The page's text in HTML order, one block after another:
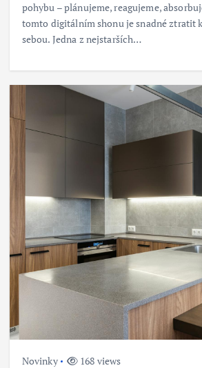
pohybu – plánujeme, reagujeme,
tomto digitálním shonu je snadné ztratit
sebou. Jedna z nejstarších…
Novinky 168 views